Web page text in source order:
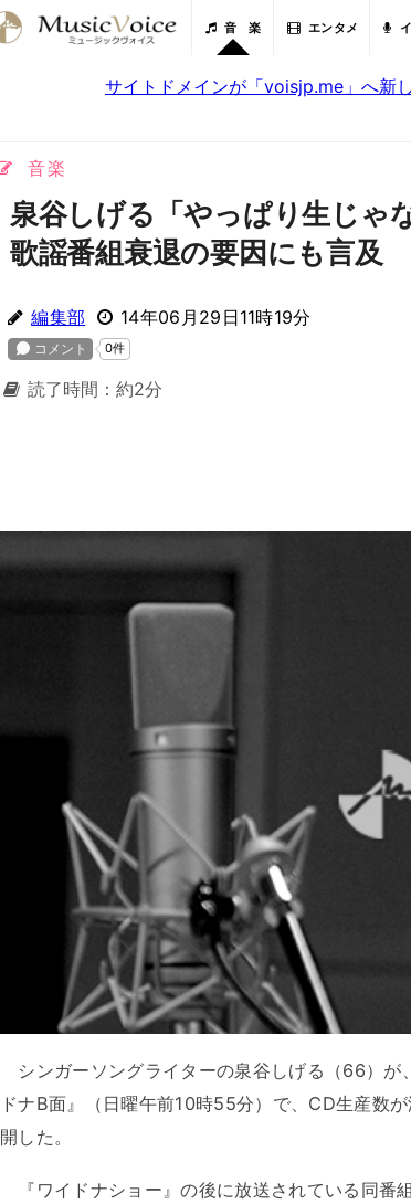
音 楽 エンタメ
サイトドメインが「voisjp.me」へ新
音楽
泉谷しげる「やっぱり生じゃ
歌謡番組衰退の要因にも言及
編集部 14年06月29日11時19分
読了時間：約2分
シンガーソングライターの泉谷しげる（66）が
ドナB面』（日曜午前10時55分）で、CD生産数
開した。
『ワイドナショー』の後に放送されている同番